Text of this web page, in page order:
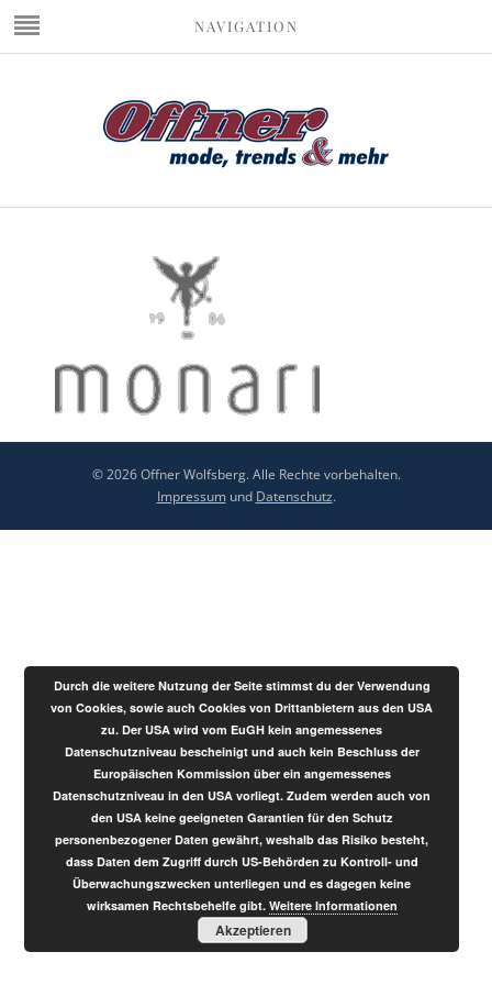
NAVIGATION
© 2026 Offner Wolfsberg. Alle Rechte vorbehalten.
Impressumund Datenschutz.
Durch die weitere Nutzung der Seite stimmst du der Verwendung
von Cookies, sowie auch Cookies von Drittanbietern aus den USA
zu. Der USA wird vom EuGH kein angemessenes
Datenschutzniveau bescheinigt und auch kein Beschluss der
Europäischen Kommission über ein angemessenes
Datenschutzniveau in den USA vorliegt. Zudem werden auch von
den USA keine geeigneten Garantien für den Schutz
personenbezogener Daten gewährt, weshalb das Risiko besteht,
dass Daten dem Zugriff durch US-Behörden zu Kontroll- und
Überwachungszwecken unterliegen und es dagegen keine
wirksamen Rechtsbehelfe gibt. Weitere Informationen
Akzeptieren